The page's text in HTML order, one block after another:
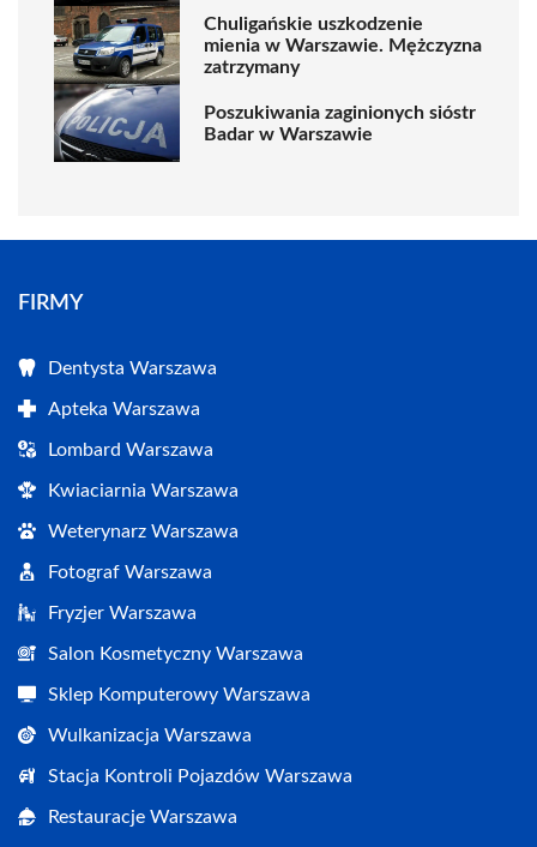
Chuligańskie uszkodzenie
mienia w Warszawie. Mężczyzna
zatrzymany
Poszukiwania zaginionych sióstr
Badar w Warszawie
FIRMY
Dentysta Warszawa
Apteka Warszawa
Lombard Warszawa
Kwiaciarnia Warszawa
Weterynarz Warszawa
Fotograf Warszawa
Fryzjer Warszawa
Salon Kosmetyczny Warszawa
Sklep Komputerowy Warszawa
Wulkanizacja Warszawa
Stacja Kontroli Pojazdów Warszawa
Restauracje Warszawa